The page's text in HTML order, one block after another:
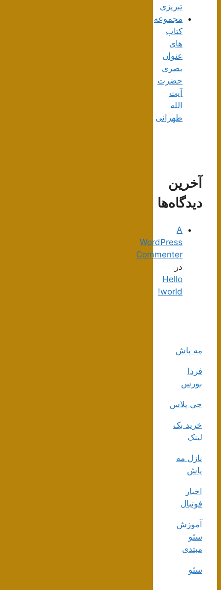
تبریزی
مجموعه
کتاب
های
عنوان
بصری
حضرت
آیت
الله
طهرانی
آخرین
دیدگاه‌ها
A
WordPress
Commenter
در
Hello
world!
مه پاش
فردا
بورس
جی پلاس
خرید بک
لینک
نازل مه
پاش
اخبار
فوتبال
آموزش
سئو
مبتدی
سئو